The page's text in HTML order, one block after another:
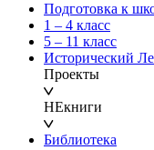
Подготовка к
1 – 4 класс
5 – 11 класс
Исторический
Проекты
НЕкниги
Библиотека